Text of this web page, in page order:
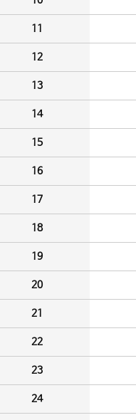
11
12
13
14
15
16
17
18
19
20
21
22
23
24